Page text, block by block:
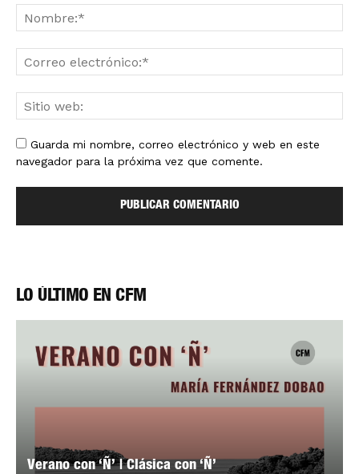
Guarda mi nombre, correo electrónico y web en este
navegador para la próxima vez que comente.
LO ÚLTIMO EN CFM
Verano con ‘Ñ’ | Clásica con ‘Ñ’